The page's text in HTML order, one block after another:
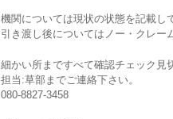
機関については現状の状態を記載し
引き渡し後についてはノー・クレー
細かい所まですべて確認チェック見
担当:草部までご連絡下さい。
080-8827-3458